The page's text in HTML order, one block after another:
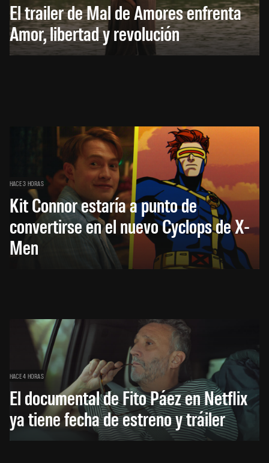
El trailer de Mal de Amores enfrenta
Amor, libertad y revolución
HACE 3 HORAS
Kit Connor estaría a punto de
convertirse en el nuevo Cyclops de X-
Men
HACE 4 HORAS
El documental de Fito Páez en Netflix
ya tiene fecha de estreno y tráiler